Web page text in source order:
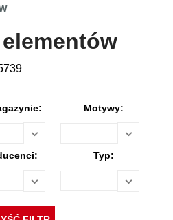
Motywy:
Typ: